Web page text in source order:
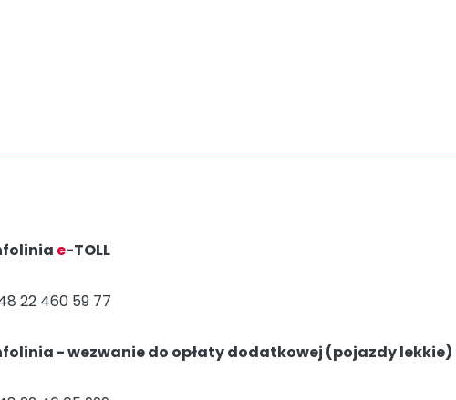
e-TOLL
22 460 59 77
- wezwanie do opłaty dodatkowej (pojazdy lekkie)